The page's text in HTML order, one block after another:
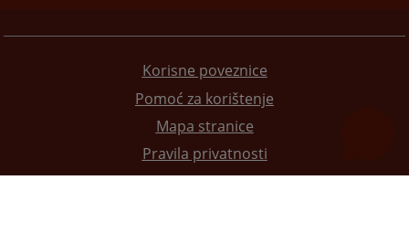
Korisne poveznice
Pomoć za korištenje
Mapa stranice
Pravila privatnosti